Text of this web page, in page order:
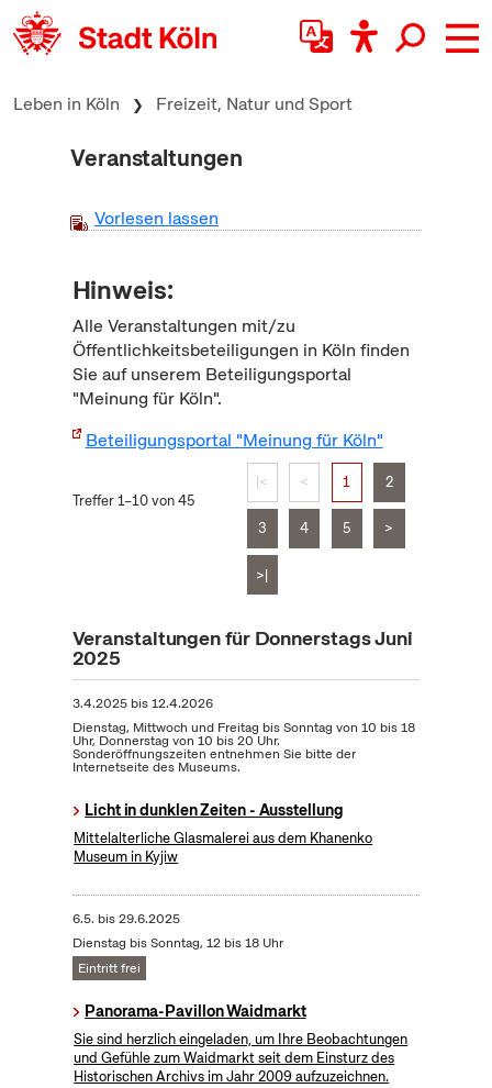
zum Inhalt springen
Leben in Köln Freizeit, Natur und Sport
Veranstaltungen
Vorlesen lassen
Hinweis:
Alle Veranstaltungen mit/zu
Öffentlichkeitsbeteiligungen in Köln finden
Sie auf unserem Beteiligungsportal
"Meinung für Köln".
Beteiligungsportal "Meinung für Köln"
Treffer 1–10 von 45
|< < 1 2
3 4 5 >
>|
Veranstaltungen für Donnerstags Juni
2025
3.4.2025bis12.4.2026
Dienstag, Mittwoch und Freitag bis Sonntag von 10 bis 18
Uhr, Donnerstag von 10 bis 20 Uhr.
Sonderöffnungszeiten entnehmen Sie bitte der
Internetseite des Museums.
Licht in dunklen Zeiten - Ausstellung
Mittelalterliche Glasmalerei aus dem Khanenko
Museum in Kyjiw
6.5. bis29.6.2025
Dienstag bis Sonntag, 12 bis 18 Uhr
Eintritt frei
Panorama-Pavillon Waidmarkt
Sie sind herzlich eingeladen, um Ihre Beobachtungen
und Gefühle zum Waidmarkt seit dem Einsturz des
Historischen Archivs im Jahr 2009 aufzuzeichnen.